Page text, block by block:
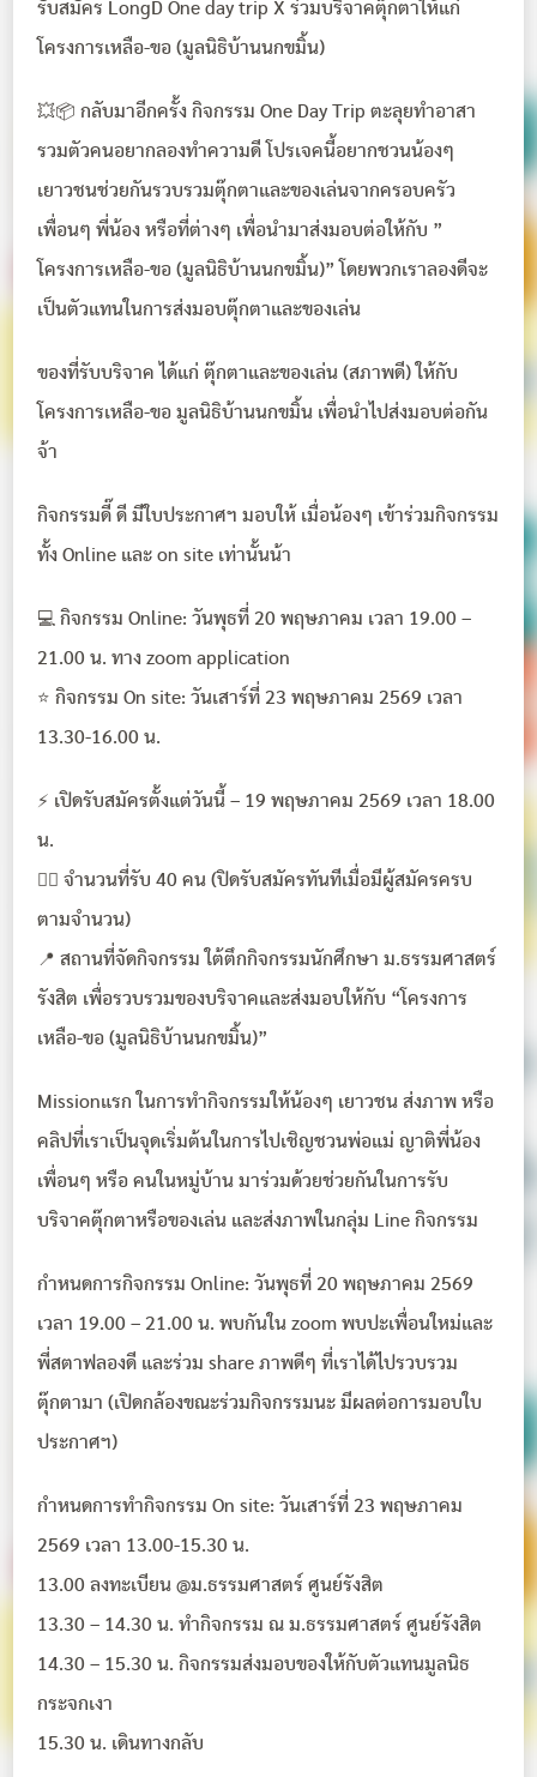
รับสมัคร LongD One day trip X ร่วมบริจาคตุ๊กตาให้แก่
โครงการเหลือ-ขอ (มูลนิธิบ้านนกขมิ้น)
💥📦 กลับมาอีกครั้ง กิจกรรม One Day Trip ตะลุยทำอาสา
รวมตัวคนอยากลองทำความดี โปรเจคนี้อยากชวนน้องๆ
เยาวชนช่วยกันรวบรวมตุ๊กตาและของเล่นจากครอบครัว
เพื่อนๆ พี่น้อง หรือที่ต่างๆ เพื่อนำมาส่งมอบต่อให้กับ ”
โครงการเหลือ-ขอ (มูลนิธิบ้านนกขมิ้น)” โดยพวกเราลองดีจะ
เป็นตัวแทนในการส่งมอบตุ๊กตาและของเล่น
ของที่รับบริจาค ได้แก่ ตุ๊กตาและของเล่น (สภาพดี) ให้กับ
โครงการเหลือ-ขอ มูลนิธิบ้านนกขมิ้น เพื่อนำไปส่งมอบต่อกัน
จ้า
กิจกรรมดี๊ ดี มีใบประกาศฯ มอบให้ เมื่อน้องๆ เข้าร่วมกิจกรรม
ทั้ง Online และ on site เท่านั้นน้า
💻 กิจกรรม Online: วันพุธที่ 20 พฤษภาคม เวลา 19.00 –
21.00 น. ทาง zoom application
⭐️ กิจกรรม On site: วันเสาร์ที่ 23 พฤษภาคม 2569 เวลา
13.30-16.00 น.
⚡️ เปิดรับสมัครตั้งแต่วันนี้ – 19 พฤษภาคม 2569 เวลา 18.00
น.
🙋‍♀️ จำนวนที่รับ 40 คน (ปิดรับสมัครทันทีเมื่อมีผู้สมัครครบ
ตามจำนวน)
📍 สถานที่จัดกิจกรรม ใต้ตึกกิจกรรมนักศึกษา ม.ธรรมศาสตร์
รังสิต เพื่อรวบรวมของบริจาคและส่งมอบให้กับ “โครงการ
เหลือ-ขอ (มูลนิธิบ้านนกขมิ้น)”
Missionแรก ในการทำกิจกรรมให้น้องๆ เยาวชน ส่งภาพ หรือ
คลิปที่เราเป็นจุดเริ่มต้นในการไปเชิญชวนพ่อแม่ ญาติพี่น้อง
เพื่อนๆ หรือ คนในหมู่บ้าน มาร่วมด้วยช่วยกันในการรับ
บริจาคตุ๊กตาหรือของเล่น และส่งภาพในกลุ่ม Line กิจกรรม
กำหนดการกิจกรรม Online: วันพุธที่ 20 พฤษภาคม 2569
เวลา 19.00 – 21.00 น. พบกันใน zoom พบปะเพื่อนใหม่และ
พี่สตาฟลองดี และร่วม share ภาพดีๆ ที่เราได้ไปรวบรวม
ตุ๊กตามา (เปิดกล้องขณะร่วมกิจกรรมนะ มีผลต่อการมอบใบ
ประกาศฯ)
กำหนดการทำกิจกรรม On site: วันเสาร์ที่ 23 พฤษภาคม
2569 เวลา 13.00-15.30 น.
13.00 ลงทะเบียน @ม.ธรรมศาสตร์ ศูนย์รังสิต
13.30 – 14.30 น. ทำกิจกรรม ณ ม.ธรรมศาสตร์ ศูนย์รังสิต
14.30 – 15.30 น. กิจกรรมส่งมอบของให้กับตัวแทนมูลนิธ
กระจกเงา
15.30 น. เดินทางกลับ